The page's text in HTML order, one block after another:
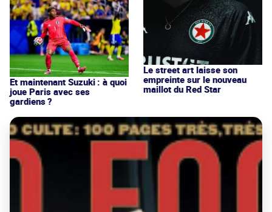
Et maintenant Suzuki : à quoi
joue Paris avec ses
gardiens ?
Le street art laisse son
empreinte sur le nouveau
maillot du Red Star